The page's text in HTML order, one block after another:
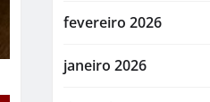
fevereiro 2026
janeiro 2026